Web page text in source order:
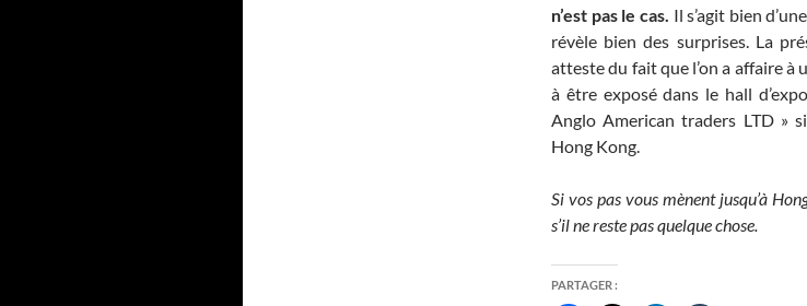
n’est pas le cas. Il s’agit bien
révèle bien des surprises. La
atteste du fait que l’on a affaire
à être exposé dans le hall
Anglo American traders LTD »
Hong Kong.
Si vos pas vous mènent jusqu’à
s’il ne reste pas quelque chose.
PARTAGER :